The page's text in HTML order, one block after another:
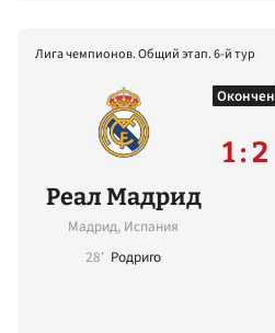
Лига чемпионов. Общий этап. 6-й тур
Реал Мадрид
Мадрид, Испания
28' Родриго
Окончен
1 : 2